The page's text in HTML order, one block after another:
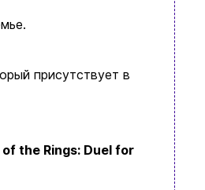
присутствует в
the Rings: Duel for